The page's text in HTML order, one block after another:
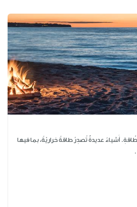
أَشياءُ عديدةٌ تُصدِرُ طاقةً حَراريّةً، بما فيها